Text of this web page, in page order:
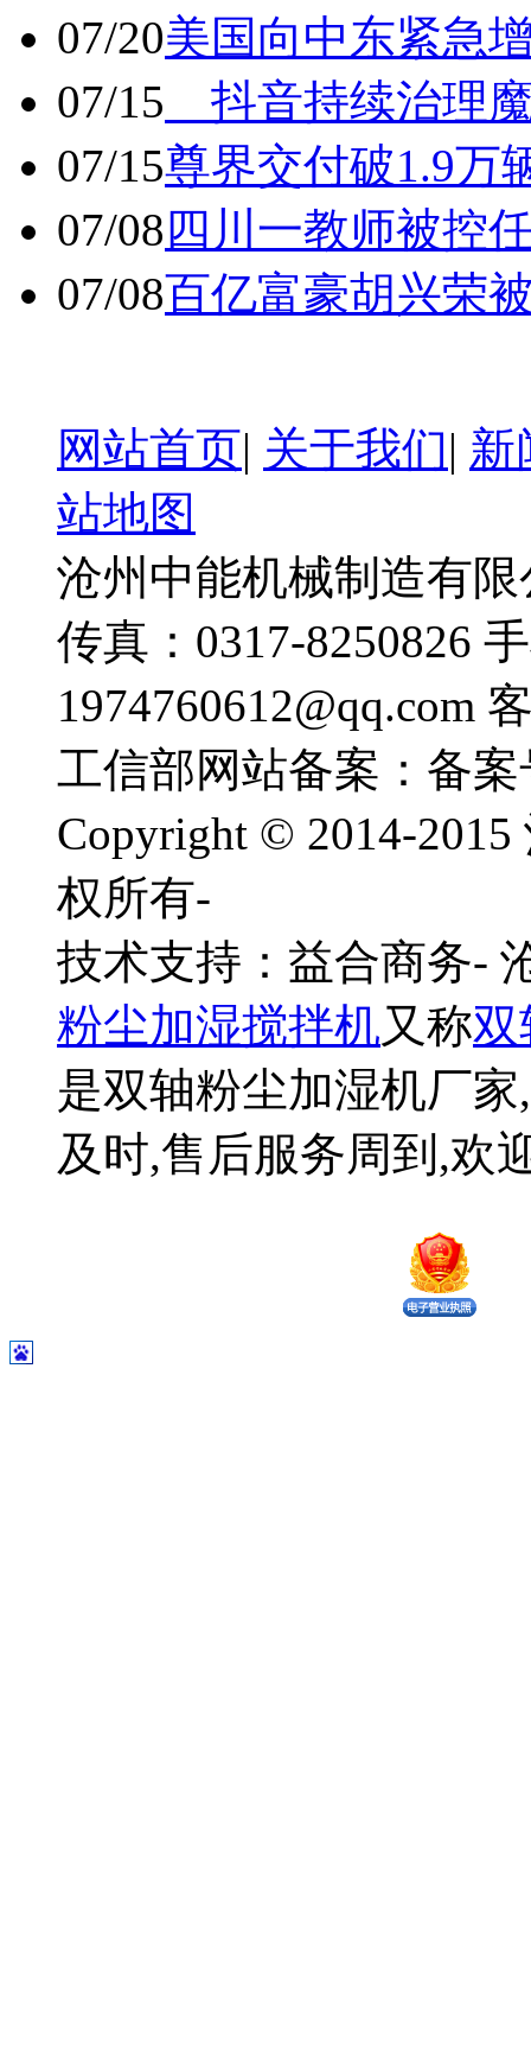
07/20美国向中东紧急
07/15 抖音持续治理
07/15尊界交付破1.9万
07/08 四川一教师被控
07/08百亿富豪胡兴荣
网站首页| 关于我们| 新
站地图
沧州中能机械制造有限
传真：0317-8250826
1974760612@qq.com
工信部网站备案：备案
Copyright © 2014-
权所有-
技术支持：益合商务-
粉尘加湿搅拌机又称双
是双轴粉尘加湿机厂
及时,售后服务周到,欢